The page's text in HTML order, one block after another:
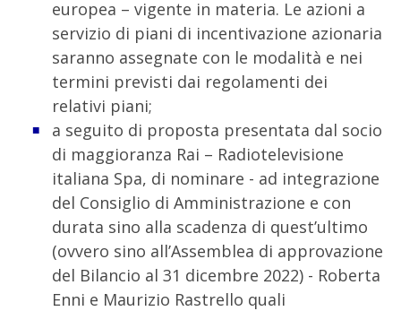
europea – vigente in materia. Le azioni a
servizio di piani di incentivazione azionaria
saranno assegnate con le modalità e nei
termini previsti dai regolamenti dei
relativi piani;
a seguito di proposta presentata dal socio
di maggioranza Rai – Radiotelevisione
italiana Spa, di nominare - ad integrazione
del Consiglio di Amministrazione e con
durata sino alla scadenza di quest’ultimo
(ovvero sino all’Assemblea di approvazione
del Bilancio al 31 dicembre 2022) - Roberta
Enni e Maurizio Rastrello quali